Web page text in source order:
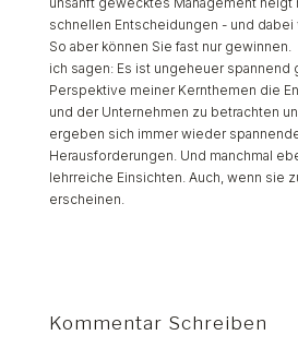
abzugeben.
2
3 4 5 6
« März Mai »